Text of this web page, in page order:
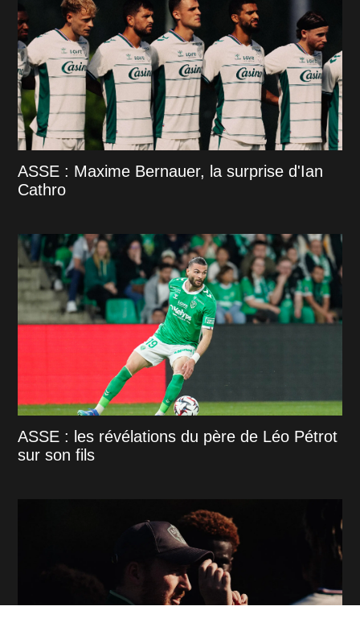
ASSE : Maxime Bernauer, la surprise d'Ian
Cathro
ASSE : les révélations du père de Léo Pétrot
sur son fils